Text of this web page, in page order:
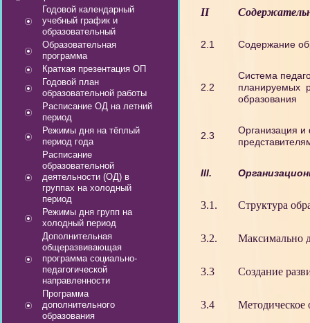
II
2.1 Содержание
2.2
Система
планируемых
образования
2.3
Организация
III.
3.1. Структура
3.2. Максимально
3.3 Создание
3.4 Методическое
Годовой календарный
учебный график и
образовательный
Образовательная
программа
Краткая презентация ОП
Годовой план
образовательной работы
Расписание ОД на летний
период
Режимы дня на тёплый
период года
Расписание
образовательной
деятельности (ОД) в
группах на холодный
период
Режимы дня групп на
холодный период
Дополнительная
общеразвивающая
программа социально-
педагогической
направленности
Программа
дополнительного
образования